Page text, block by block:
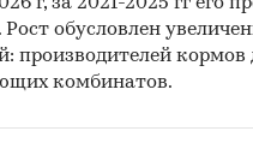
обусловлен
производителей
комбинатов.